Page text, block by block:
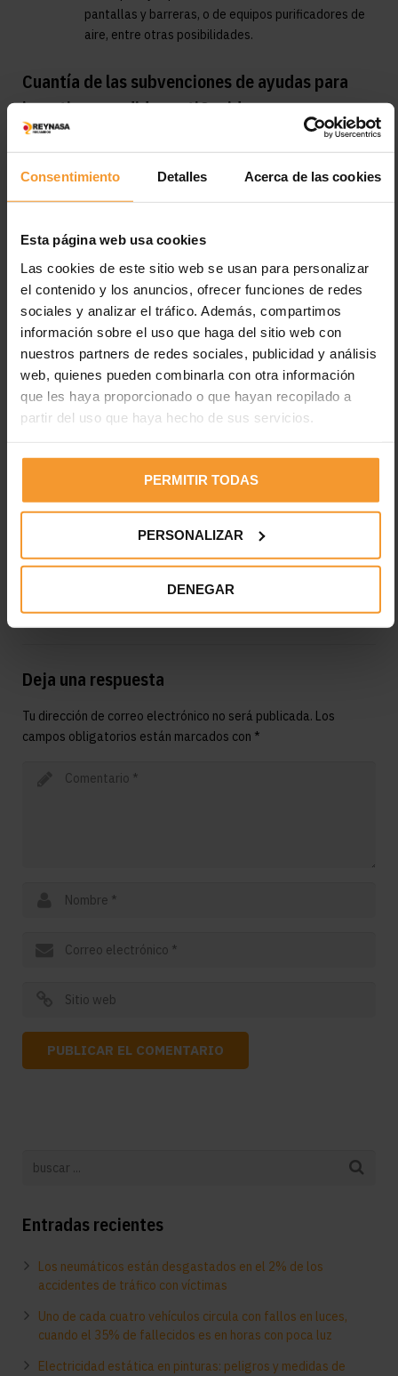
Consentimiento Detalles Acerca de las cookies
Esta página web usa cookies
Las cookies de este sitio web se usan para personalizar
el contenido y los anuncios, ofrecer funciones de redes
sociales y analizar el tráfico. Además, compartimos
información sobre el uso que haga del sitio web con
nuestros partners de redes sociales, publicidad y análisis
web, quienes pueden combinarla con otra información
que les haya proporcionado o que hayan recopilado a
partir del uso que haya hecho de sus servicios.
PERMITIR TODAS
PERSONALIZAR
DENEGAR
pantallas y barreras, o de equipos purificadores de
aire, entre otras posibilidades.
Cuantía de las subvencionesde ayudas para
invertir en medidas antiCovid
talleres, entre otros comercios.
caso de las líneas 1 y 2
Del 40% en el caso de la línea 3.
Además, existe un límite máximo de la ayuda de 100.000
euros por actuación, por beneficiario y año natural, con “un
máximo de 200.000 euros para el mismo beneficiario
durante cualquier periodo de tres ejercicios fiscales”.
Etiquetas: ayudas coronavirus Covid-19
inversión
Reynasa
Deja una respuesta
Tu dirección de correo electrónico no será publicada. Los
campos obligatorios están marcados con *
Entradas recientes
Los neumáticos están desgastados en el 2% de los
accidentes de tráfico con víctimas
Uno de cada cuatro vehículos circula con fallos en luces,
cuando el 35% de fallecidos es en horas con poca luz
Electricidad estática en pinturas: peligros y medidas de